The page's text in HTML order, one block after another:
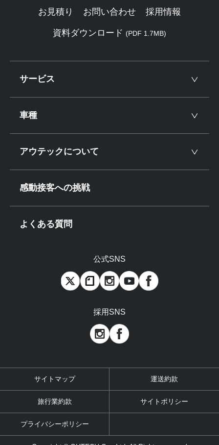
お見積り お問い合わせ 採用情報
資料ダウンロード (PDF 1.7MB)
サービス
車種
アウテックについて
感動接客への挑戦
よくある質問
公式SNS
採用SNS
サイトマップ 運送約款
旅行業約款 サイトポリシー
プライバシーポリシー